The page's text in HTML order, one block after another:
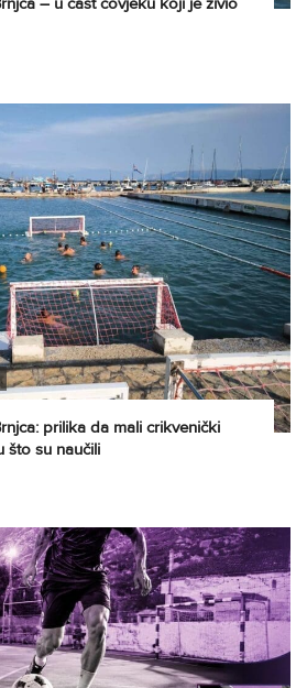
prilika da mali crikvenički
što su naučili